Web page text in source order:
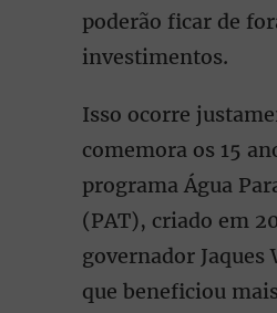
poderão ficar de
investimentos.
Isso ocorre
comemora os 15
programa Água
(PAT), criado em
governador Jaques
que beneficiou